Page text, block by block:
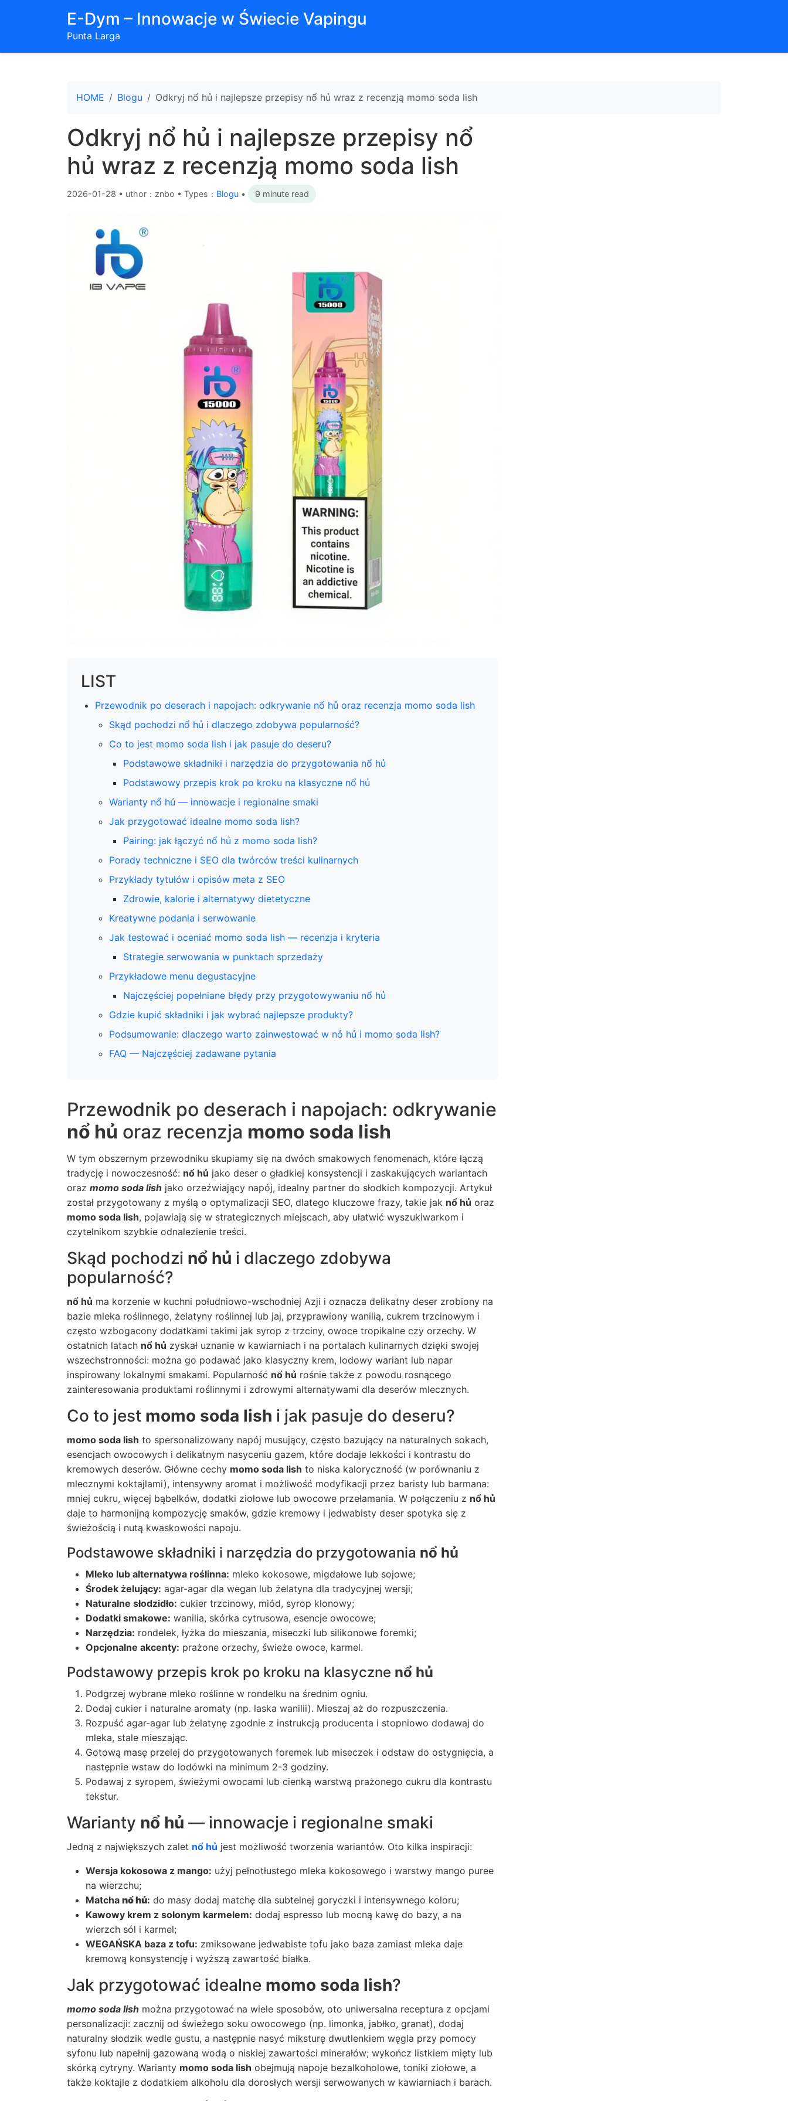
E-Dym – Innowacje w Świecie Vapingu
Punta Larga
HOME Blogu Odkryj nổ hủ i najlepsze przepisy nổ hủ wraz z recenzją momo soda lish
Odkryj nổ hủ i najlepsze przepisy nổ
hủ wraz z recenzją momo soda lish
2026-01-28 • uthor：znbo • Types： Blogu • 9 minute read
LIST
Przewodnik po deserach i napojach: odkrywanie nổ hủ oraz recenzja momo soda lish
Skąd pochodzi nổ hủ i dlaczego zdobywa popularność?
Co to jest momo soda lish i jak pasuje do deseru?
Podstawowe składniki i narzędzia do przygotowania nổ hủ
Podstawowy przepis krok po kroku na klasyczne nổ hủ
Warianty nổ hủ — innowacje i regionalne smaki
Jak przygotować idealne momo soda lish?
Pairing: jak łączyć nổ hủ z momo soda lish?
Porady techniczne i SEO dla twórców treści kulinarnych
Przykłady tytułów i opisów meta z SEO
Zdrowie, kalorie i alternatywy dietetyczne
Kreatywne podania i serwowanie
Jak testować i oceniać momo soda lish — recenzja i kryteria
Strategie serwowania w punktach sprzedaży
Przykładowe menu degustacyjne
Najczęściej popełniane błędy przy przygotowywaniu nổ hủ
Gdzie kupić składniki i jak wybrać najlepsze produkty?
Podsumowanie: dlaczego warto zainwestować w nỏ hủ i momo soda lish?
FAQ — Najczęściej zadawane pytania
Przewodnik po deserach i napojach: odkrywanie
nổ hủ oraz recenzja momo soda lish
W tym obszernym przewodniku skupiamy się na dwóch smakowych fenomenach, które łączą
tradycję i nowoczesność: nổ hủ jako deser o gładkiej konsystencji i zaskakujących wariantach
oraz momo soda lish jako orzeźwiający napój, idealny partner do słodkich kompozycji. Artykuł
został przygotowany z myślą o optymalizacji SEO, dlatego kluczowe frazy, takie jak nổ hủ oraz
momo soda lish, pojawiają się w strategicznych miejscach, aby ułatwić wyszukiwarkom i
czytelnikom szybkie odnalezienie treści.
Skąd pochodzi nổ hủ i dlaczego zdobywa
popularność?
nổ hủ ma korzenie w kuchni południowo-wschodniej Azji i oznacza delikatny deser zrobiony na
bazie mleka roślinnego, żelatyny roślinnej lub jaj, przyprawiony wanilią, cukrem trzcinowym i
często wzbogacony dodatkami takimi jak syrop z trzciny, owoce tropikalne czy orzechy. W
ostatnich latach nổ hủ zyskał uznanie w kawiarniach i na portalach kulinarnych dzięki swojej
wszechstronności: można go podawać jako klasyczny krem, lodowy wariant lub napar
inspirowany lokalnymi smakami. Popularność nổ hủ rośnie także z powodu rosnącego
zainteresowania produktami roślinnymi i zdrowymi alternatywami dla deserów mlecznych.
Co to jest momo soda lish i jak pasuje do deseru?
momo soda lish to spersonalizowany napój musujący, często bazujący na naturalnych sokach,
esencjach owocowych i delikatnym nasyceniu gazem, które dodaje lekkości i kontrastu do
kremowych deserów. Główne cechy momo soda lish to niska kaloryczność (w porównaniu z
mlecznymi koktajlami), intensywny aromat i możliwość modyfikacji przez baristy lub barmana:
mniej cukru, więcej bąbelków, dodatki ziołowe lub owocowe przełamania. W połączeniu z nổ hủ
daje to harmonijną kompozycję smaków, gdzie kremowy i jedwabisty deser spotyka się z
świeżością i nutą kwaskowości napoju.
Podstawowe składniki i narzędzia do przygotowania nổ hủ
Mleko lub alternatywa roślinna: mleko kokosowe, migdałowe lub sojowe;
Środek żelujący: agar-agar dla wegan lub żelatyna dla tradycyjnej wersji;
Naturalne słodzidło: cukier trzcinowy, miód, syrop klonowy;
Dodatki smakowe: wanilia, skórka cytrusowa, esencje owocowe;
Narzędzia: rondelek, łyżka do mieszania, miseczki lub silikonowe foremki;
Opcjonalne akcenty: prażone orzechy, świeże owoce, karmel.
Podstawowy przepis krok po kroku na klasyczne nổ hủ
Podgrzej wybrane mleko roślinne w rondelku na średnim ogniu.
Dodaj cukier i naturalne aromaty (np. laska wanilii). Mieszaj aż do rozpuszczenia.
Rozpuść agar-agar lub żelatynę zgodnie z instrukcją producenta i stopniowo dodawaj do
mleka, stale mieszając.
Gotową masę przelej do przygotowanych foremek lub miseczek i odstaw do ostygnięcia, a
następnie wstaw do lodówki na minimum 2-3 godziny.
Podawaj z syropem, świeżymi owocami lub cienką warstwą prażonego cukru dla kontrastu
tekstur.
Warianty nổ hủ — innowacje i regionalne smaki
Jedną z największych zalet nổ hủ jest możliwość tworzenia wariantów. Oto kilka inspiracji:
Wersja kokosowa z mango: użyj pełnotłustego mleka kokosowego i warstwy mango puree
na wierzchu;
Matcha nổ hủ: do masy dodaj matchę dla subtelnej goryczki i intensywnego koloru;
Kawowy krem z solonym karmelem: dodaj espresso lub mocną kawę do bazy, a na
wierzch sól i karmel;
WEGAŃSKA baza z tofu: zmiksowane jedwabiste tofu jako baza zamiast mleka daje
kremową konsystencję i wyższą zawartość białka.
Jak przygotować idealne momo soda lish?
momo soda lish można przygotować na wiele sposobów, oto uniwersalna receptura z opcjami
personalizacji: zacznij od świeżego soku owocowego (np. limonka, jabłko, granat), dodaj
naturalny słodzik wedle gustu, a następnie nasyć miksturę dwutlenkiem węgla przy pomocy
syfonu lub napełnij gazowaną wodą o niskiej zawartości minerałów; wykończ listkiem mięty lub
skórką cytryny. Warianty momo soda lish obejmują napoje bezalkoholowe, toniki ziołowe, a
także koktajle z dodatkiem alkoholu dla dorosłych wersji serwowanych w kawiarniach i barach.